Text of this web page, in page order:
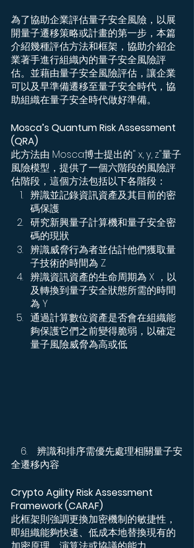
為了協助企業評估量子安全風險，以展
開量子遷移策略或計畫的第一步，本篇
介紹幾種評估方法和框架，協助介紹企
業著手進行組織內的量子安全風險評
估。並藉由量子安全風險評估，讓企業
可以及早準備遷移至量子安全時代，協
助組織在量子安全時代做好準備。
Mosca’s Quantum Risk Assessment
(QRA)
此方法由 Mosca博士提出的" x, y, z"量子
風險模型，提供了一個六階段的風險評
估階段，這個方法包括以下各階段：
辨識並記錄資訊資產及其目前的密
碼保護
研究新興量子計算機和量子安全密
碼的現狀
辨識威脅行為者並估計他們獲取量
子技術的時間為 Z
辨識資訊資產的生命周期為 X ，以
及轉換到量子安全狀態所需的時間
為 Y
通過計算數位資產是否會在組織能
夠保護它們之前變得脆弱，以確定
量子風險威脅為高或低
全遷移內容
Crypto Agility Risk Assessment
Framework (CARAF)
此框架則強調更換加密機制的敏捷性，
即組織能夠快速、低成本地替換現有的